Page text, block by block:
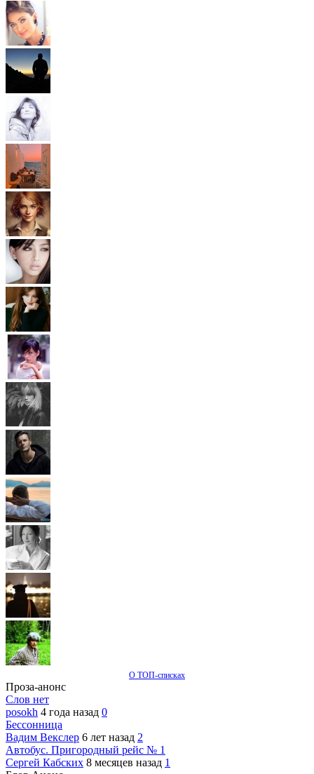
О ТОП-списках
Проза-анонс
Слов нет
posokh 4 года назад 0
Бессонница
Вадим Векслер 6 лет назад 2
Автобус. Пригородный рейс № 1
Сергей Кабских 8 месяцев назад 1